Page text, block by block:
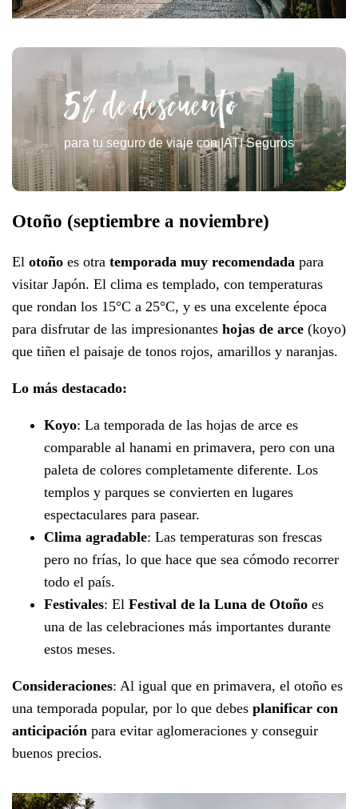
5% de descuento
para tu seguro de viaje con IATI Seguros
Otoño (septiembre a noviembre)
El otoño es otra temporada muy recomendada para
visitar Japón. El clima es templado, con temperaturas
que rondan los 15°C a 25°C, y es una excelente época
para disfrutar de las impresionantes hojas de arce (koyo)
que tiñen el paisaje de tonos rojos, amarillos y naranjas.
Lo más destacado:
Koyo: La temporada de las hojas de arce es
comparable al hanami en primavera, pero con una
paleta de colores completamente diferente. Los
templos y parques se convierten en lugares
espectaculares para pasear.
Clima agradable: Las temperaturas son frescas
pero no frías, lo que hace que sea cómodo recorrer
todo el país.
Festivales: El Festival de la Luna de Otoño es
una de las celebraciones más importantes durante
estos meses.
Consideraciones: Al igual que en primavera, el otoño es
una temporada popular, por lo que debes planificar con
anticipación para evitar aglomeraciones y conseguir
buenos precios.